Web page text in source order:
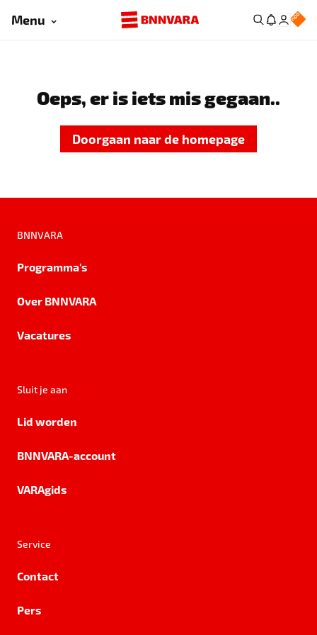
Menu
Oeps, er is iets mis gegaan..
Doorgaan naar de homepage
BNNVARA
Programma's
Over BNNVARA
Vacatures
Sluit je aan
Lid worden
BNNVARA-account
VARAgids
Service
Contact
Pers